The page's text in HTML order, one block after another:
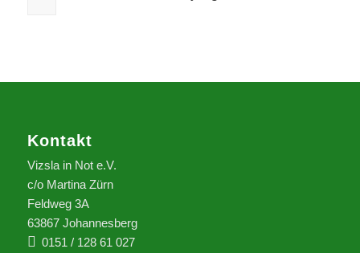
Kontakt
Vizsla in Not e.V.
c/o Martina Zürn
Feldweg 3A
63867 Johannesberg
0151 / 128 61 027